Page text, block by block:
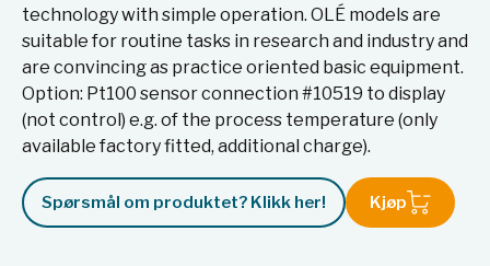
technology with simple operation. OLÉ models are
suitable for routine tasks in research and industry and
are convincing as practice oriented basic equipment.
Option: Pt100 sensor connection #10519 to display
(not control) e.g. of the process temperature (only
available factory fitted, additional charge).
Spørsmål om produktet? Klikk her! Kjøp